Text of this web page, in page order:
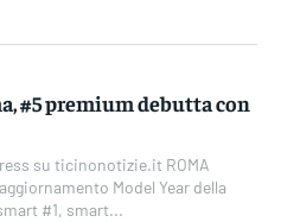
#5 premium debutta con
su ticinonotizie.it ROMA
Model Year della
#1, smart...